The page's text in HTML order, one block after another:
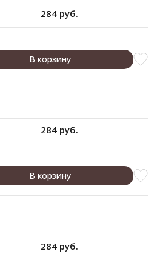
284 руб.
В корзину
284 руб.
В корзину
284 руб.